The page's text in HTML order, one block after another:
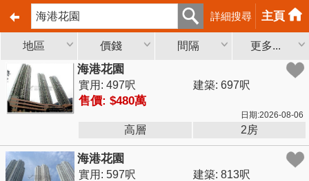
詳細搜尋 主頁
地區 價錢 間隔 更多...
海港花園
實用: 497呎 建築: 697呎
售價: $480萬
日期:2026-08-06
高層 2房
海港花園
實用: 597呎 建築: 813呎